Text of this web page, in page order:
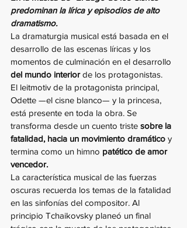
predominan la lírica y episodios de alto
dramatismo.
La dramaturgia musical está basada en el
desarrollo de las escenas líricas y los
momentos de culminación en el desarrollo
del mundo interior de los protagonistas.
El leitmotiv de la protagonista principal,
Odette —el cisne blanco— y la princesa,
está presente en toda la obra. Se
transforma desde un cuento triste sobre la
fatalidad, hacia un movimiento dramático y
termina como un himno patético de amor
vencedor.
La característica musical de las fuerzas
oscuras recuerda los temas de la fatalidad
en las sinfonías del compositor. Al
principio Tchaikovsky planeó un final